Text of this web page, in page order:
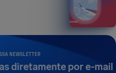
NEWSLETTER
diretamente por e-mail